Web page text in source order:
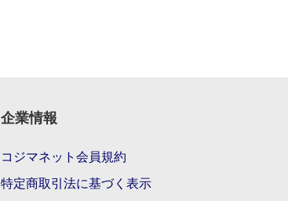
企業情報
コジマネット会員規約
特定商取引法に基づく表示